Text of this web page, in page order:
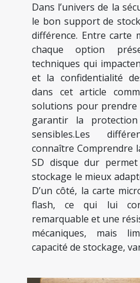
Dans l’univers de la
le bon support de
différence. Entre carte
chaque option
techniques qui
et la confidentialité
dans cet article
solutions pour prendre
garantir la
sensibles.Les
connaître Comprendre
SD disque dur
stockage le mieux
D’un côté, la carte
flash, ce qui lui
remarquable et une
mécaniques, mais
capacité de stockage,